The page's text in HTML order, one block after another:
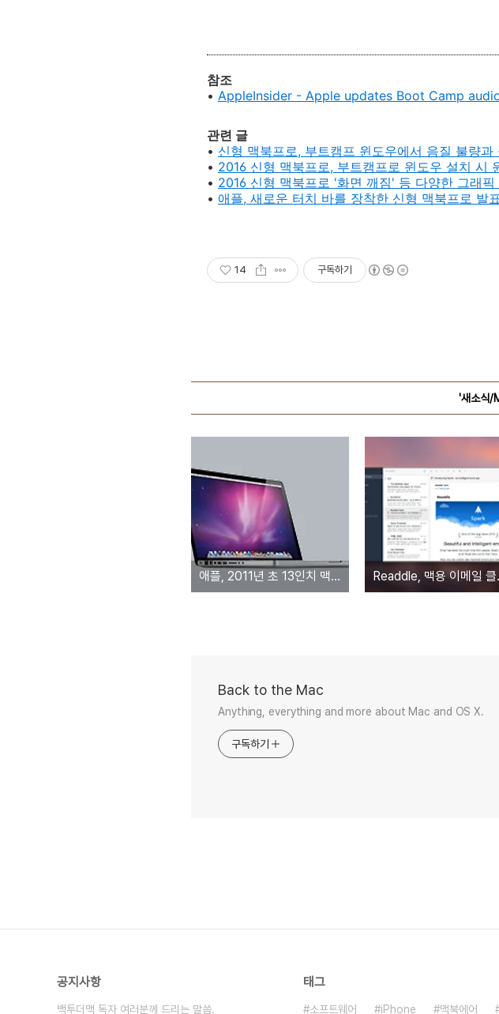
참조
• AppleInsider - Apple updates Boot Camp
관련 글
• 신형 맥북프로, 부트캠프 윈도우에서 음질 불량
• 2016 신형 맥북프로, 부트캠프로 윈도우 설치 시
• 2016 신형 맥북프로 '화면 깨짐' 등 다양한 그래픽
• 애플, 새로운 터치 바를 장착한 신형 맥북프로 발
14 구독하기
'새소식/
애플, 2011년 초 13인치 맥북프로에 대한 유상 서비스 중단 Readdle, 맥
Back to the Mac
Anything, everything and more about Mac and OS X.
구독하기
공지사항
백투더맥 독자 여러분께 드리는 말씀.
태그
소프트웨어 iPhone 맥북에어